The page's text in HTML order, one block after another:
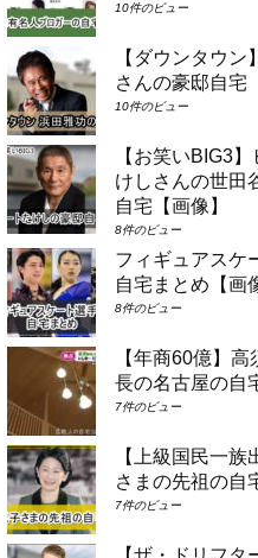
10件のビュー
【ダウンタウン
さんの豪邸自宅
10件のビュー
【お笑いBIG3
けしさんの世田
自宅【画像】
8件のビュー
フィギュアスケ
自宅まとめ【画
8件のビュー
【年商60億】高
長の名古屋の自
7件のビュー
【上級国民一族
さまの先祖の自
7件のビュー